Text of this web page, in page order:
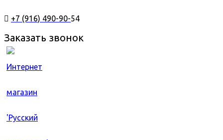
+7 (916) 490-90-54
Заказать звонок